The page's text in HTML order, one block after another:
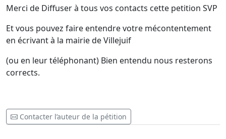
Merci de Diffuser à tous vos contacts cette petition SVP
Et vous pouvez faire entendre votre mécontentement
en écrivant à la mairie de Villejuif
(ou en leur téléphonant) Bien entendu nous resterons
corrects.
Contacter l’auteur de la pétition